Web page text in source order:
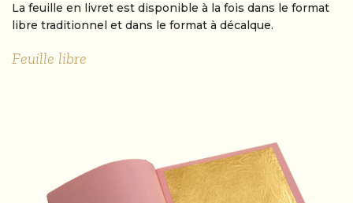
La feuille en livret est disponible à la fois dans le format
libre traditionnel et dans le format à décalque.
Feuille libre